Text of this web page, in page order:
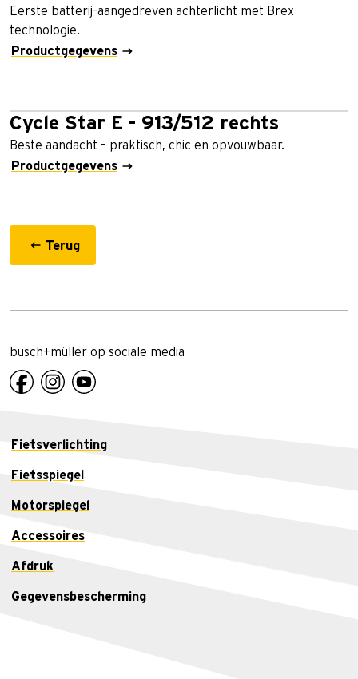
Eerste batterij-aangedreven achterlicht met Brex
technologie.
Productgegevens
Cycle Star E - 913/512 rechts
Beste aandacht – praktisch, chic en opvouwbaar.
Productgegevens
Terug
busch+müller op sociale media
Fietsverlichting
Fietsspiegel
Motorspiegel
Accessoires
Afdruk
Gegevensbescherming